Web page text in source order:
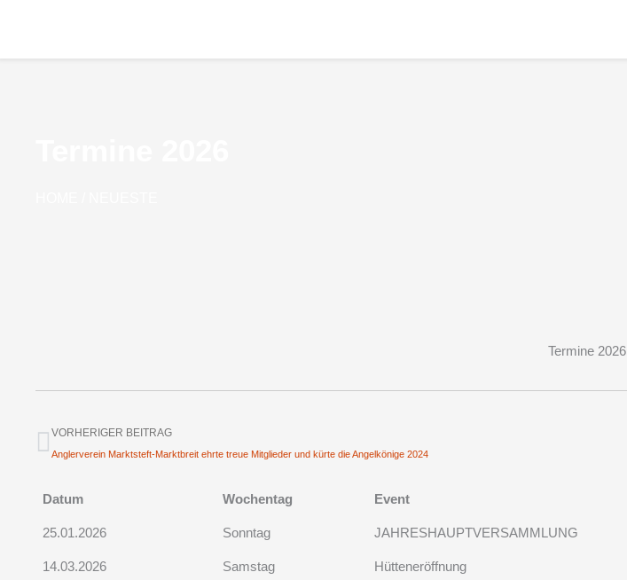
Termine 2026
Prev
VORHERIGER BEITRAG
Anglerverein Marktsteft-Marktbreit ehrte treue Mitglieder und kürte die Angelkönige 2024
Datum Wochentag Event
25.01.2026 Sonntag JAHRESHAUPTVERSAMMLUNG
14.03.2026 Samstag Hütteneröffnung